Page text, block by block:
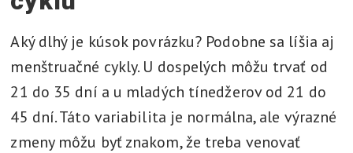
Aký dlhý je kúsok povrázku? Podobne sa líšia aj
menštruačné cykly. U dospelých môžu trvať od
21 do 35 dní a u mladých tínedžerov od 21 do
45 dní. Táto variabilita je normálna, ale výrazné
zmeny môžu byť znakom, že treba venovať